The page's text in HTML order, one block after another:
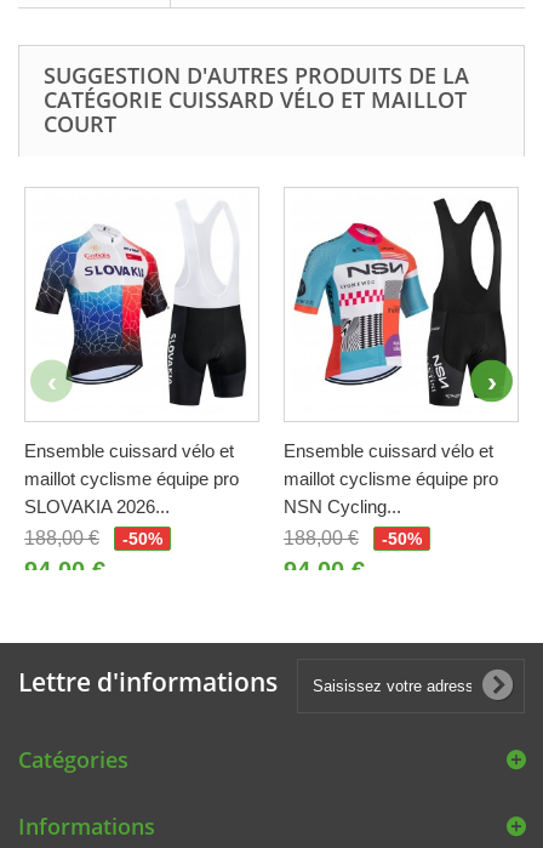
SUGGESTION D'AUTRES PRODUITS DE LA
CATÉGORIE CUISSARD VÉLO ET MAILLOT
COURT
Ensemble cuissard vélo et
maillot cyclisme équipe pro
SLOVAKIA 2026...
188,00 €
-50%
94,00 €
Ensemble cuissard vélo et
maillot cyclisme équipe pro
NSN Cycling...
188,00 €
-50%
94,00 €
Lettre d'informations
Catégories
Informations